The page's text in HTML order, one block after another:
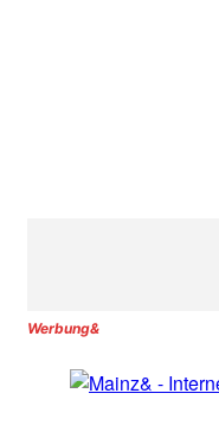
Werbung&